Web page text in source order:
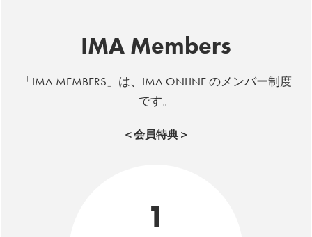
IMA Members
「IMA MEMBERS」は、IMA ONLINE のメンバー制度
です。
＜会員特典＞
1